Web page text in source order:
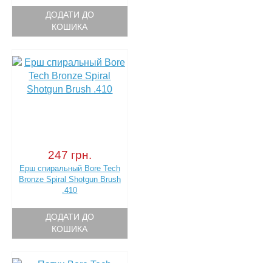
ДОДАТИ ДО
КОШИКА
247 грн.
Ерш спиральный Bore Tech
Bronze Spiral Shotgun Brush
.410
ДОДАТИ ДО
КОШИКА